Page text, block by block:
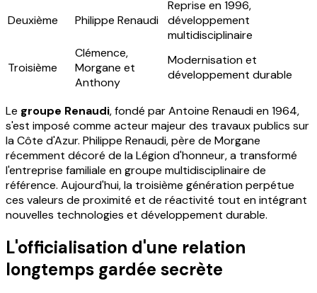
Deuxième Philippe Renaudi
Reprise en 1996,
développement
multidisciplinaire
Troisième
Clémence,
Morgane et
Anthony
Modernisation et
développement durable
Le groupe Renaudi, fondé par Antoine Renaudi en 1964,
s'est imposé comme acteur majeur des travaux publics sur
la Côte d'Azur. Philippe Renaudi, père de Morgane
récemment décoré de la Légion d'honneur, a transformé
l'entreprise familiale en groupe multidisciplinaire de
référence. Aujourd'hui, la troisième génération perpétue
ces valeurs de proximité et de réactivité tout en intégrant
nouvelles technologies et développement durable.
L'officialisation d'une relation
longtemps gardée secrète